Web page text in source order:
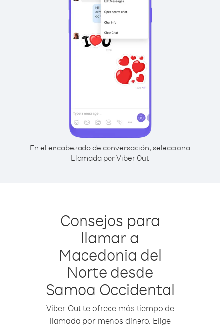
En el encabezado de conversación, selecciona
Llamada por Viber Out
Consejos para
llamar a
Macedonia del
Norte desde
Samoa Occidental
Viber Out te ofrece más tiempo de
llamada por menos dinero. Elige